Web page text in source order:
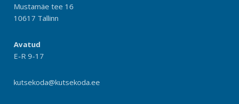
Mustamäe tee 16
10617 Tallinn
Avatud
E-R 9-17
kutsekoda@kutsekoda.ee